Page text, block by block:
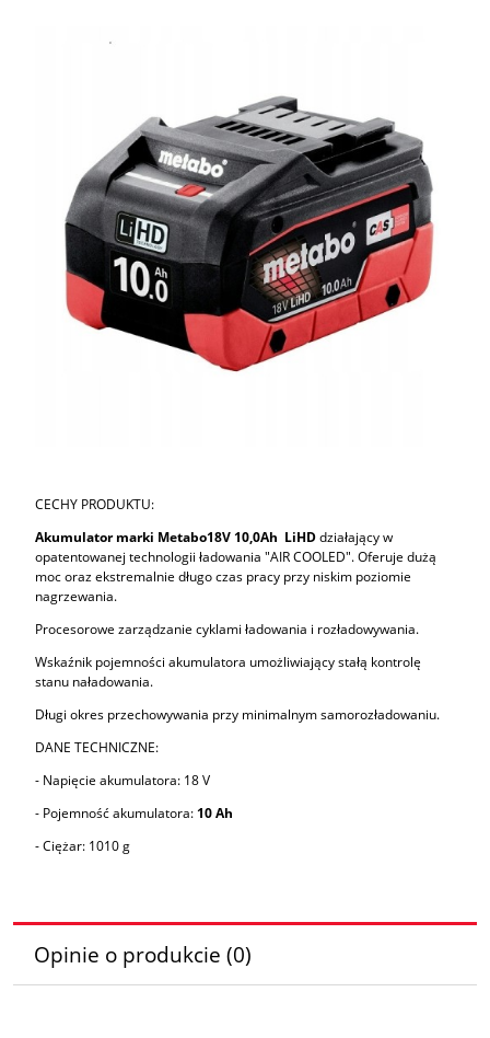
CECHY PRODUKTU:
Akumulator marki Metabo18V 10,0Ah LiHDdziałający w
opatentowanej technologii ładowania "AIR COOLED". Oferuje dużą
moc oraz ekstremalnie długo czas pracy przy niskim poziomie
nagrzewania.
Procesorowe zarządzanie cyklami ładowania i rozładowywania.
Wskaźnik pojemności akumulatora umożliwiający stałą kontrolę
stanu naładowania.
Długi okres przechowywania przy minimalnym samorozładowaniu.
DANE TECHNICZNE:
- Napięcie akumulatora: 18 V
- Pojemność akumulatora: 10 Ah
- Ciężar: 1010 g
Opinie o produkcie (0)